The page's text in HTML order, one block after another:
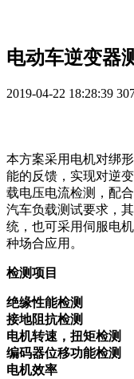
电动车逆变器
2019-04-22 18:28:39
本方案采用电机对绑
能的反馈，实现对逆
载电压电流检测，配
汽车负载测试要求，
统，也可采用伺服电
种场合应用。
检测项目
绝缘性能检测
接地阻抗检测
电机转速，扭矩检测
编码器位移功能检测
电机效率